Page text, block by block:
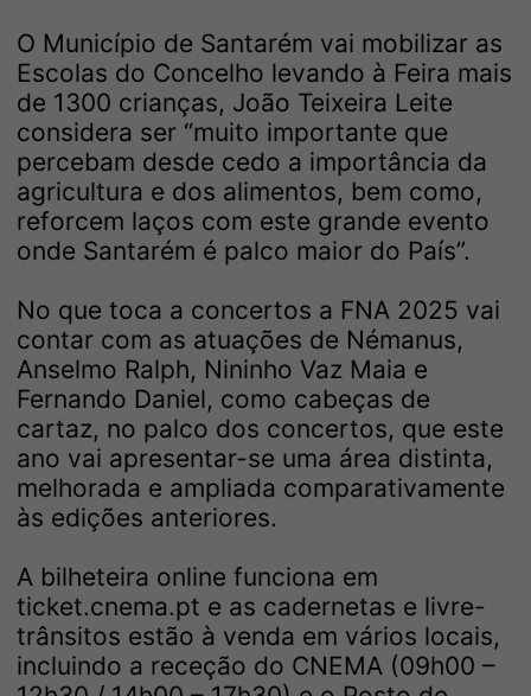
O Município de Santarém vai mobilizar as
Escolas do Concelho levando à Feira mais
de 1300 crianças, João Teixeira Leite
considera ser “muito importante que
percebam desde cedo a importância da
agricultura e dos alimentos, bem como,
reforcem laços com este grande evento
onde Santarém é palco maior do País”.
No que toca a concertos a FNA 2025 vai
contar com as atuações de Némanus,
Anselmo Ralph, Nininho Vaz Maia e
Fernando Daniel, como cabeças de
cartaz, no palco dos concertos, que este
ano vai apresentar-se uma área distinta,
melhorada e ampliada comparativamente
às edições anteriores.
A bilheteira online funciona em
ticket.cnema.pt e as cadernetas e livre-
trânsitos estão à venda em vários locais,
incluindo a receção do CNEMA (09h00 –